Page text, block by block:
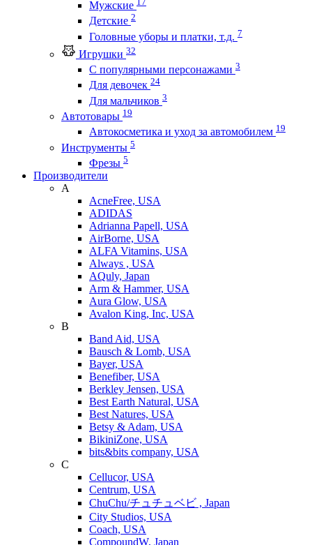
Мужские
Детские 2
Головные уборы и платки, т.д. 7
Игрушки 32
С популярными персонажами 3
Для девочек 24
Для мальчиков 3
Автотовары 19
Автокосметика и уход за автомобилем 19
Инструменты 5
Фрезы 5
Производители
A
AcneFree, USA
ADIDAS
Adrianna Papell, USA
AirBorne, USA
ALFA Vitamins, USA
Always , USA
AQuly, Japan
Arm & Hammer, USA
Aura Glow, USA
Avalon King, Inc, USA
B
Band Aid, USA
Bausch & Lomb, USA
Bayer, USA
Benefiber, USA
Berkley Jensen, USA
Best Earth Natural, USA
Best Natures, USA
Betsy & Adam, USA
BikiniZone, USA
bits&bits company, USA
C
Cellucor, USA
Centrum, USA
ChuChu/チュチュベビ , Japan
City Studios, USA
Coach, USA
CompoundW, Japan